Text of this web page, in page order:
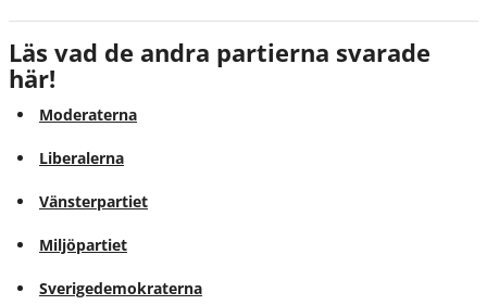
Läs vad de andra partierna svarade
här!
Moderaterna
Liberalerna
Vänsterpartiet
Miljöpartiet
Sverigedemokraterna